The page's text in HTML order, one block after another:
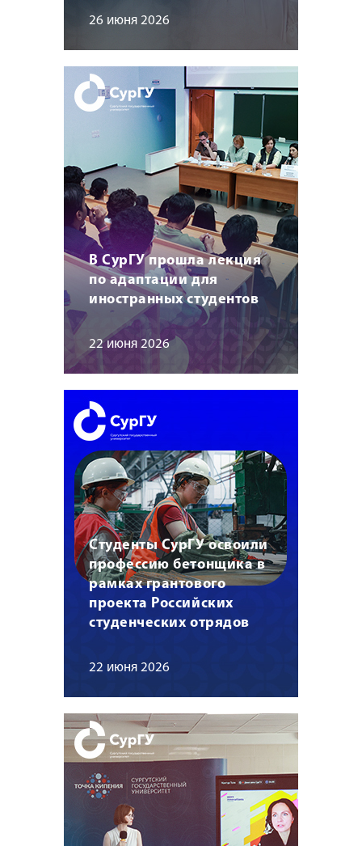
26 июня 2026
В СурГУ прошла лекция
по адаптации для
иностранных студентов
22 июня 2026
Студенты СурГУ освоили
профессию бетонщика в
рамках грантового
проекта Российских
студенческих отрядов
22 июня 2026